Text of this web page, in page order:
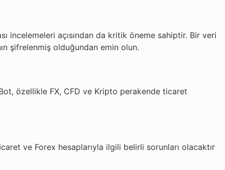
incelemeleri açısından da kritik öneme sahiptir. Bir veri
şifrelenmiş olduğundan emin olun.
özellikle FX, CFD ve Kripto perakende ticaret
ve Forex hesaplarıyla ilgili belirli sorunları olacaktır